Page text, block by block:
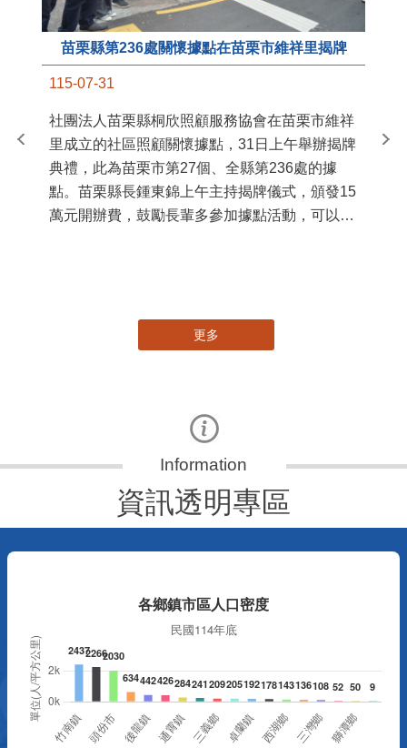
苗栗縣第236處關懷據點在苗栗市維祥里揭牌
115-07-31
社團法人苗栗縣桐欣照顧服務協會在苗栗市維祥
里成立的社區照顧關懷據點，31日上午舉辦揭牌
典禮，此為苗栗市第27個、全縣第236處的據
點。苗栗縣長鍾東錦上午主持揭牌儀式，頒發15
萬元開辦費，鼓勵長輩多參加據點活動，可以更
苗
更多
資訊透明專區